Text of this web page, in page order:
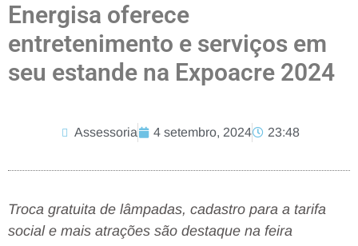
Energisa oferece
entretenimento e serviços em
seu estande na Expoacre 2024
Assessoria 4 setembro, 2024 23:48
Troca gratuita de lâmpadas, cadastro para a tarifa
social e mais atrações são destaque na feira